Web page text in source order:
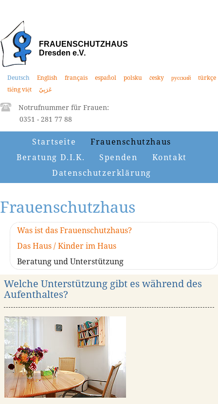
FRAUENSCHUTZHAUS
Dresden e.V.
Deutsch English français español polsku česky русский
türkçe
tiếng việt
عَرَبِيّ
Notrufnummer für Frauen:
0351 - 281 77 88
Startseite
Frauenschutzhaus
Beratung D.I.K.
Spenden
Kontakt
Datenschutzerklärung
Frauenschutzhaus
Was ist das Frauenschutzhaus?
Das Haus / Kinder im Haus
Beratung und Unterstützung
Welche Unterstützung gibt es während des
Aufenthaltes?